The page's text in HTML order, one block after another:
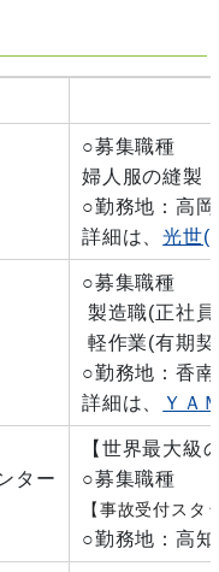
○募集職種
婦人服の縫製
○勤務地：高
詳細は、光世(
○募集職種
製造職(正社
軽作業(
○勤務地：香
詳細は、
ＹＡ
ター
【 世界最大級
○募集職種
【事故受付ス
○勤務地：高